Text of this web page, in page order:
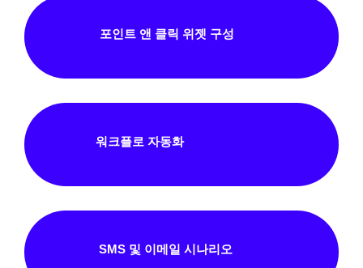
포인트 앤 클릭 위젯 구성
워크플로 자동화
SMS 및 이메일 시나리오